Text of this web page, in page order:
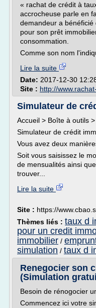
« rachat de crédit à
accrocheuse parle en
demandeur a
pour son prêt
consommation.
Comme son nom
Lire la suite
Date: 2017-12-30
Site : http://
Simulateur de
Accueil > Boîte à outils
Simulateur de crédit
Vous avez deux
Soit vous saisissez le
de mensualités ainsi
trouver...
Lire la suite
Site : https://
Thèmes liés : taux d
pour un credit
immobilier /
simulation / taux d
Renegocier son
(Simulation
Besoin de rénogocier
Commencez ici votre